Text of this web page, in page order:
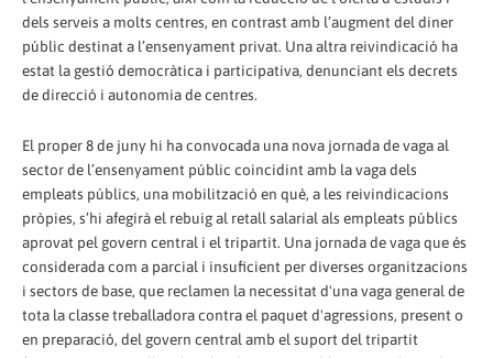
dels serveis a molts centres, en contrast amb l’augment del diner
públic destinat a l’ensenyament privat. Una altra reivindicació ha
estat la gestió democràtica i participativa, denunciant els decrets
de direcció i autonomia de centres.
El proper 8 de juny hi ha convocada una nova jornada de vaga al
sector de l’ensenyament públic coincidint amb la vaga dels
empleats públics, una mobilització en què, a les reivindicacions
pròpies, s’hi afegirà el rebuig al retall salarial als empleats públics
aprovat pel govern central i el tripartit. Una jornada de vaga que és
considerada com a parcial i insuficient per diverses organitzacions
i sectors de base, que reclamen la necessitat d'una vaga general de
tota la classe treballadora contra el paquet d'agressions, present o
en preparació, del govern central amb el suport del tripartit